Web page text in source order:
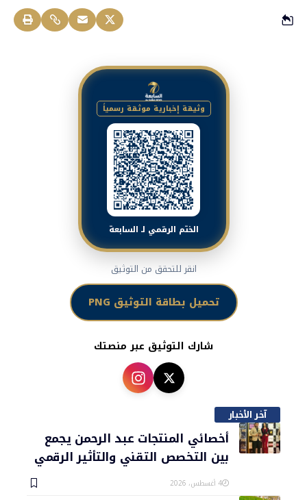
وثيقة إخبارية موثقة رسمياً
الختم الرقمي لـ السابعة
انقر للتحقق من التوثيق
تحميل بطاقة التوثيق PNG
شارك التوثيق عبر منصتك
آخر الأخبار
أخصائي المنتجات عبد الرحمن يجمع
بين التخصص التقني والتأثير الرقمي
4 أغسطس، 2026